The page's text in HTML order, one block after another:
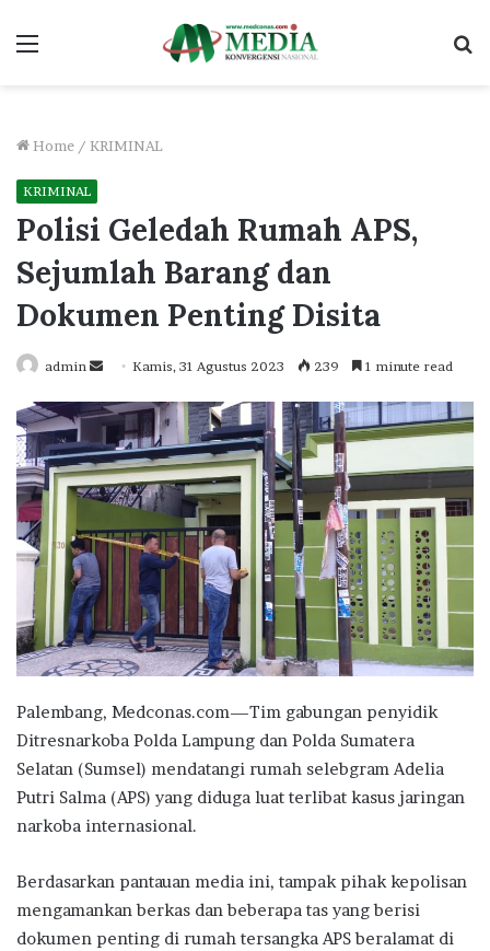
Menu
Home / KRIMINAL
KRIMINAL
Polisi Geledah Rumah APS,
Sejumlah Barang dan
Dokumen Penting Disita
admin
Send
email
Kamis, 31 Agustus 2023 239 1 minute read
Palembang, Medconas.com—Tim gabungan penyidik
Ditresnarkoba Polda Lampung dan Polda Sumatera
Selatan (Sumsel) mendatangi rumah selebgram Adelia
Putri Salma (APS) yang diduga luat terlibat kasus jaringan
narkoba internasional.
Berdasarkan pantauan media ini, tampak pihak kepolisan
mengamankan berkas dan beberapa tas yang berisi
dokumen penting di rumah tersangka APS beralamat di